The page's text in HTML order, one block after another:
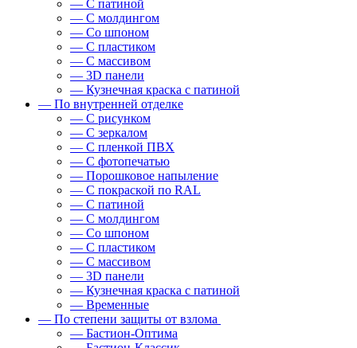
— С патиной
— С молдингом
— Со шпоном
— С пластиком
— С массивом
— 3D панели
— Кузнечная краска с патиной
— По внутренней отделке
— С рисунком
— С зеркалом
— С пленкой ПВХ
— С фотопечатью
— Порошковое напыление
— С покраской по RAL
— С патиной
— С молдингом
— Со шпоном
— С пластиком
— С массивом
— 3D панели
— Кузнечная краска с патиной
— Временные
— По степени защиты от взлома
— Бастион-Оптима